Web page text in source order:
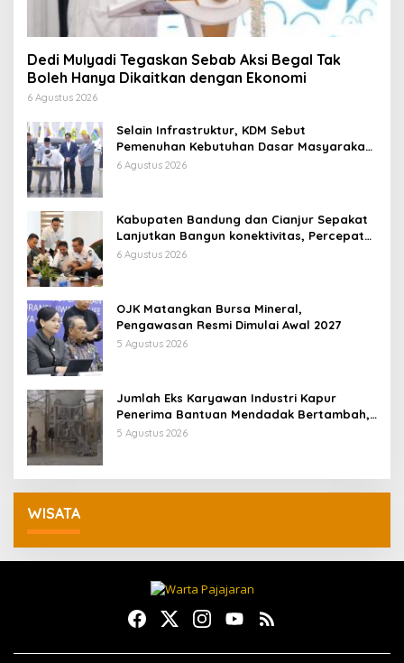
Dedi Mulyadi Tegaskan Sebab Aksi Begal Tak
Boleh Hanya Dikaitkan dengan Ekonomi
6 Agustus 2026
Selain Infrastruktur, KDM Sebut
Pemenuhan Kebutuhan Dasar Masyarakat
Jadi Fokus APBD Jabar 2027
6 Agustus 2026
Kabupaten Bandung dan Cianjur Sepakat
Lanjutkan Bangun konektivitas, Percepat
Pertumbuhan Ekonomi Daerah
6 Agustus 2026
OJK Matangkan Bursa Mineral,
Pengawasan Resmi Dimulai Awal 2027
5 Agustus 2026
Jumlah Eks Karyawan Industri Kapur
Penerima Bantuan Mendadak Bertambah,
KDM: Kita Identifikasi
5 Agustus 2026
WISATA